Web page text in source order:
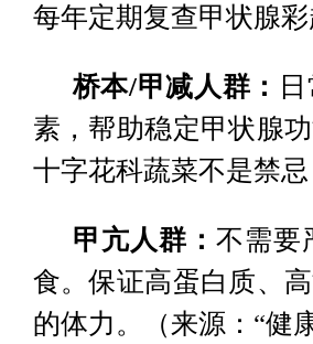
每年定期复查甲状腺
桥本/甲减人群：
素，帮助稳定甲状腺
十字花科蔬菜不是禁
甲亢人群： 不需要
食。保证高蛋白质、
的体力。（来源：“健